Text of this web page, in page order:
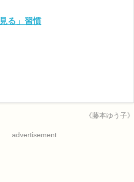
る」習慣
《藤本ゆう子》
advertisement